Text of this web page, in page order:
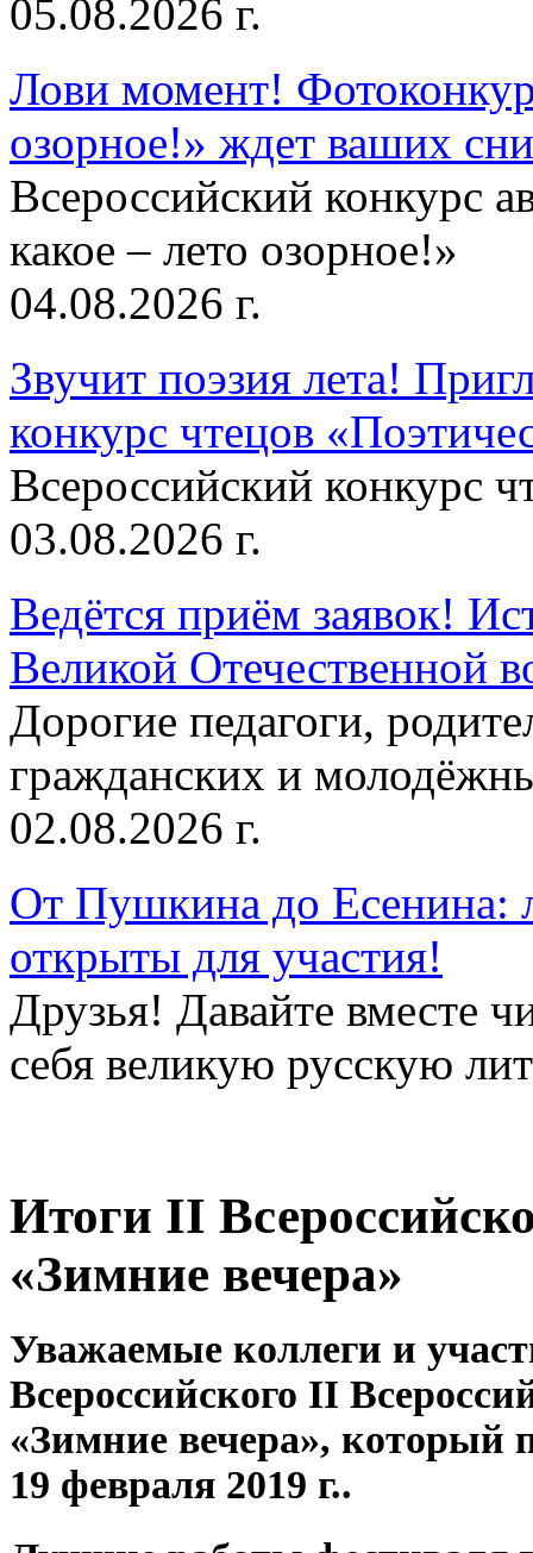
05.08.2026 г.
Лови момент!
озорное!» ждет ваших
Всероссийский конкурс
какое – лето озорное!»
04.08.2026 г.
Звучит поэзия лета!
конкурс чтецов
Всероссийский конкурс
03.08.2026 г.
Ведётся приём заявок!
Великой Отечественной
Дорогие педагоги,
гражданских и
02.08.2026 г.
От Пушкина до Есенина:
открыты для участия!
Друзья! Давайте вместе
себя великую русскую
Итоги II
«Зимние вечера»
Уважаемые коллеги и
Всероссийского II
«Зимние вечера», который
19 февраля 2019 г..